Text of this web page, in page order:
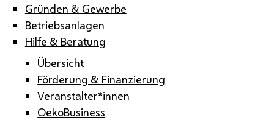
Gründen & Gewerbe
Betriebsanlagen
Hilfe & Beratung
Übersicht
Förderung & Finanzierung
Veranstalter*innen
OekoBusiness